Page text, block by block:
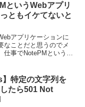
というWebアプリ
ともイケてないと
アプリケーションに
なことだと思うのでメ
仕事でNotePMという
結論に至りました。そ
】特定の文字列を
たら501 Not